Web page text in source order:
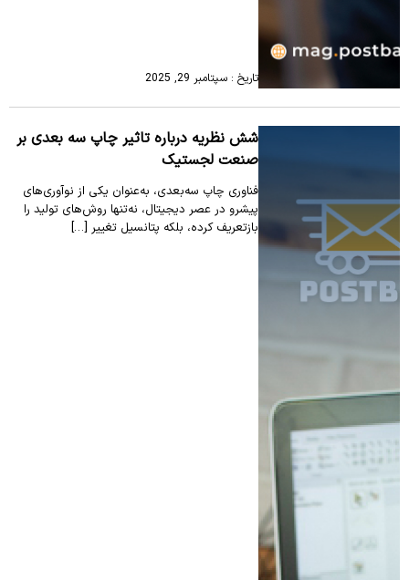
تاریخ : سپتامبر 29, 2025
شش نظریه درباره تاثیر چاپ سه بعدی بر
صنعت لجستیک
فناوری چاپ سه‌بعدی، به‌عنوان یکی از نوآوری‌های
پیشرو در عصر دیجیتال، نه‌تنها روش‌های تولید را
بازتعریف کرده، بلکه پتانسیل تغییر […]